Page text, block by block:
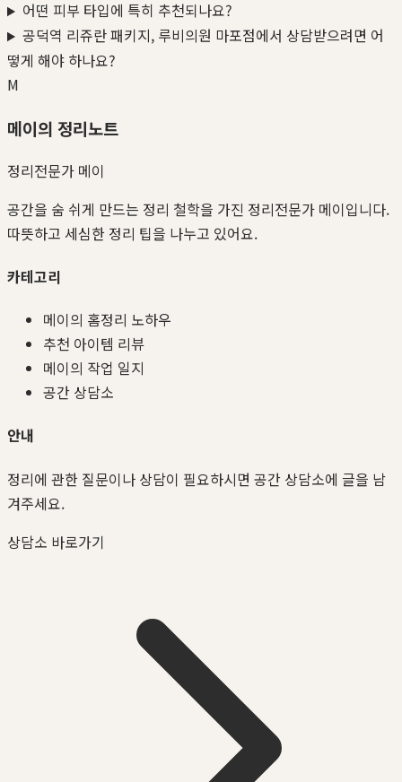
어떤 피부 타입에 특히 추천되나요?
공덕역 리쥬란 패키지, 루비의원 마포점에서 상담받으려면 어
떻게 해야 하나요?
M
메이의 정리노트
정리전문가 메이
공간을 숨 쉬게 만드는 정리 철학을 가진 정리전문가 메이입니다.
따뜻하고 세심한 정리 팁을 나누고 있어요.
카테고리
메이의 홈정리 노하우
추천 아이템 리뷰
메이의 작업 일지
공간 상담소
안내
정리에 관한 질문이나 상담이 필요하시면 공간 상담소에 글을 남
겨주세요.
상담소 바로가기